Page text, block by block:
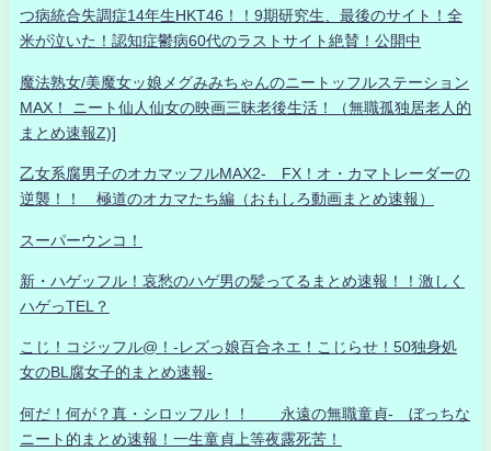
つ病統合失調症14年生HKT46！！9期研究生、最後のサイト！全
米が泣いた！認知症鬱病60代のラストサイト絶賛！公開中
魔法熟女/美魔女ッ娘メグみみちゃんのニートッフルステーション
MAX！ ニート仙人仙女の映画三昧老後生活！（無職孤独居老人的
まとめ速報Z)]
乙女系腐男子のオカマッフルMAX2- FX！オ・カマトレーダーの
逆襲！！ 極道のオカマたち編（おもしろ動画まとめ速報）
スーパーウンコ！
新・ハゲッフル！哀愁のハゲ男の髪ってるまとめ速報！！激しく
ハゲっTEL？
こじ！コジッフル@！-レズっ娘百合ネエ！こじらせ！50独身処
女のBL腐女子的まとめ速報-
何だ！何が？真・シロッフル！！ 永遠の無職童貞- ぼっちな
ニート的まとめ速報！一生童貞上等夜露死苦！